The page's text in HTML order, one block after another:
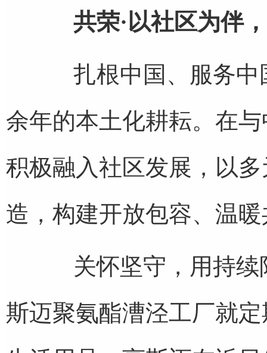
共荣·以社区为伴
扎根中国、服务中
余年的本土化耕耘。在
积极融入社区发展，以
造，构建开放包容、温
关怀坚守，用持续
斯迈聚氨酯漕泾工厂就